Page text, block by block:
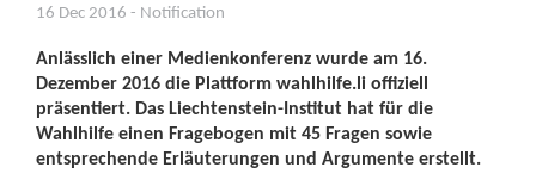
16 Dec 2016 - Notification
Anlässlich einer Medienkonferenz wurde am 16.
Dezember 2016 die Plattform wahlhilfe.li offiziell
präsentiert. Das Liechtenstein-Institut hat für die
Wahlhilfe einen Fragebogen mit 45 Fragen sowie
entsprechende Erläuterungen und Argumente erstellt.